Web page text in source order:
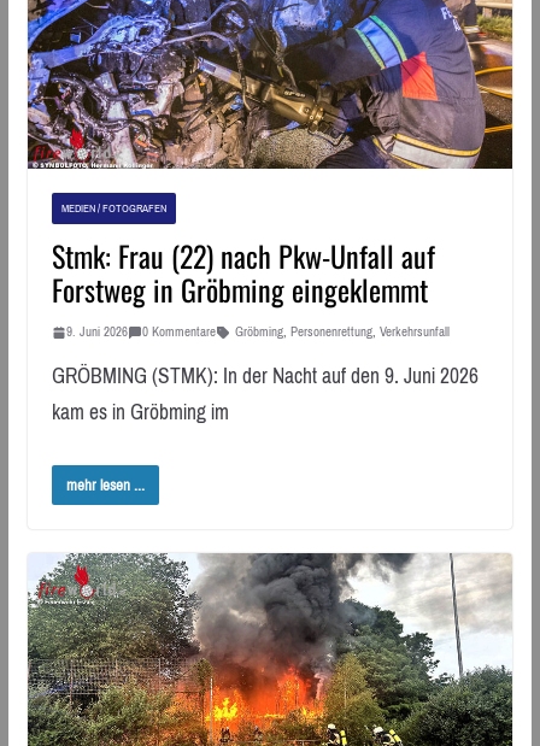
MEDIEN / FOTOGRAFEN
Stmk: Frau (22) nach Pkw-Unfall auf
Forstweg in Gröbming eingeklemmt
9. Juni 2026 0 Kommentare Gröbming, Personenrettung, Verkehrsunfall
GRÖBMING (STMK): In der Nacht auf den 9. Juni 2026
kam es in Gröbming im
mehr lesen ...